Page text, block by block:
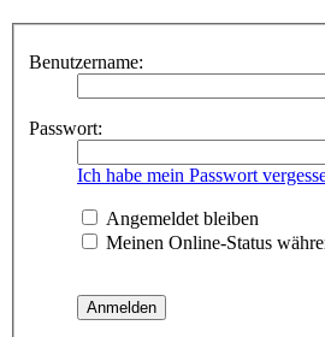
Benutzername:
Passwort:
Ich habe mein Passwort
Angemeldet bleiben
Meinen Online-Status